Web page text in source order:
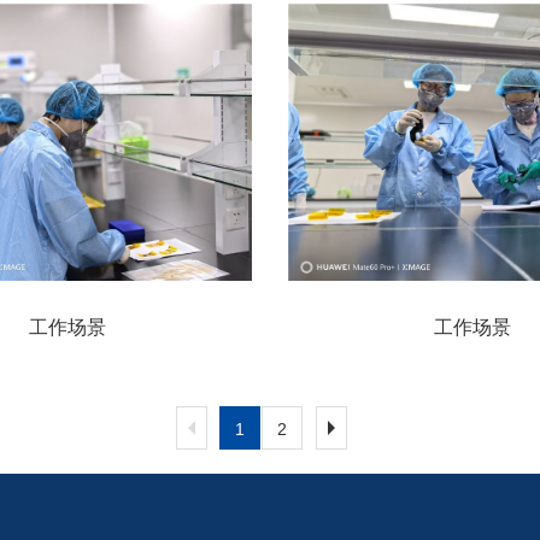
工作场景 工作场景
1 2